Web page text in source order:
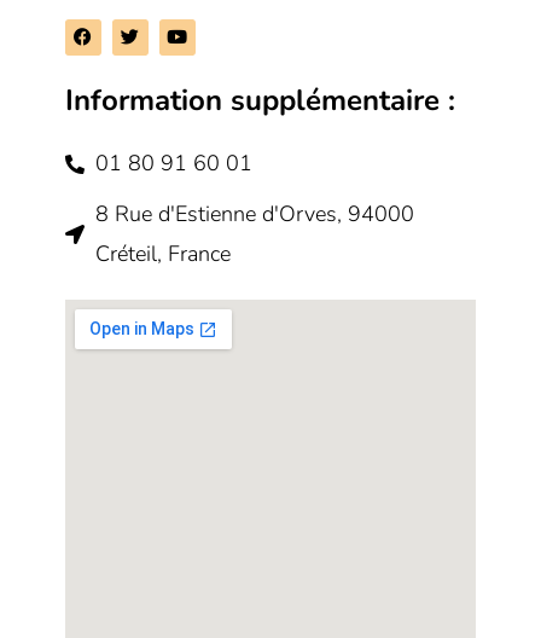
F
a
c
b
o
T
w
i
t
e
Y
o
u
u
b
Information supplémentaire :
01 80 91 60 01
8 Rue d'Estienne d'Orves, 94000
Créteil, France